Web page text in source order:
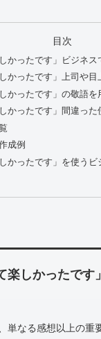
目次
かったです」ビジネ
かったです」上司や
かったです」の敬語を
かったです」間違った
成例
かったです」を使う
楽しかったで
単なる感想以上の重